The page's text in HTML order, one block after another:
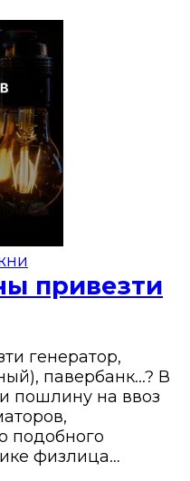
привезти
генератор,
павербанк...? В
пошлину на ввоз
подобного
физлица…